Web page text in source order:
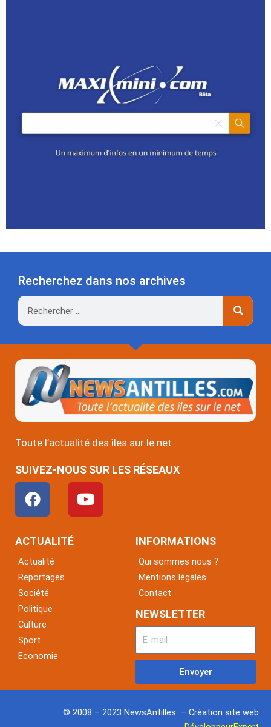
Recherchez dans nos archives
Rechercher
Toute l’actualité des îles sur le net
SUIVEZ-NOUS SUR LES RÉSEAUX
F
a
c
e
o
o
k
Y
o
u
ACTUALITÉ
Actualité
Reportages
Société
Politique
Culture
Sport
Economie
INFORMATIONS
Qui sommes nous ?
Mentions légales
Contact
NEWSLETTER
Envoyer
© 2008 – 2023 NewsAntilles – Création site web